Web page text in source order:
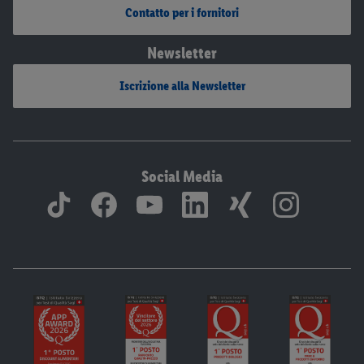
Contatto per i fornitori
Newsletter
Iscrizione alla Newsletter
Social Media